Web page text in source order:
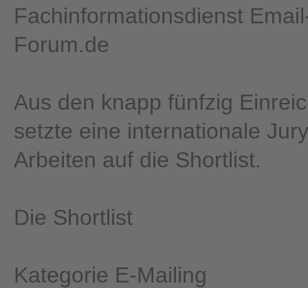
Fachinformationsdienst
Forum.de
Aus den knapp fünfzig
setzte eine internationale
Arbeiten auf die Shortlist.
Die Shortlist
Kategorie E-Mailing